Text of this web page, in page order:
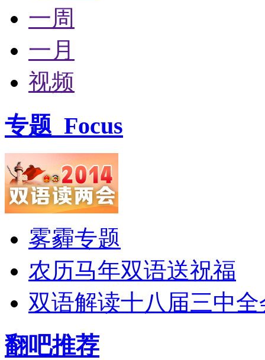
一周
一月
视频
专题 Focus
雾霾专题
农历马年双语送祝福
双语解读十八届三中全
翻吧推荐